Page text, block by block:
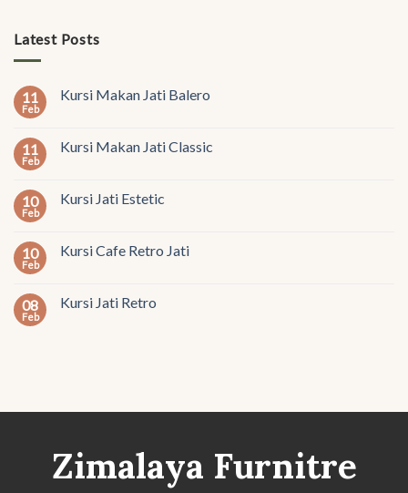
Latest Posts
11
Feb
Kursi Makan Jati Balero
11
Feb
Kursi Makan Jati Classic
10
Feb
Kursi Jati Estetic
10
Feb
Kursi Cafe Retro Jati
08
Feb
Kursi Jati Retro
Zimalaya Furnitre